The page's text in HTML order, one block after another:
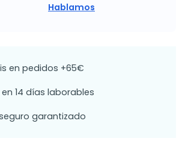
Hablamos
en pedidos +65€
14 días laborables
seguro garantizado